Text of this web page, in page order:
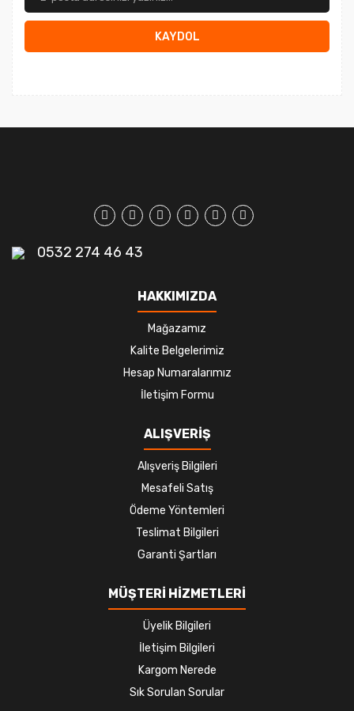
KAYDOL
0532 274 46 43
HAKKIMIZDA
Mağazamız
Kalite Belgelerimiz
Hesap Numaralarımız
İletişim Formu
ALIŞVERİŞ
Alışveriş Bilgileri
Mesafeli Satış
Ödeme Yöntemleri
Teslimat Bilgileri
Garanti Şartları
MÜŞTERİ HİZMETLERİ
Üyelik Bilgileri
İletişim Bilgileri
Kargom Nerede
Sık Sorulan Sorular